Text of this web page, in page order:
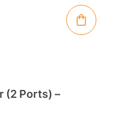
(2 Ports) –